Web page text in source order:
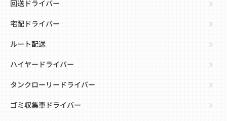
回送ドライバー
宅配ドライバー
ルート配送
ハイヤードライバー
タンクローリードライバー
ゴミ収集車ドライバー